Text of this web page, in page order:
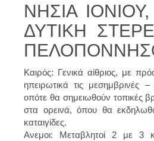
ΝΗΣΙΑ
ΔΥΤΙΚΗ
Καιρός: Γενικά αίθριος, με
ηπειρωτικά τις μεσημβρινές
οπότε θα σημειωθούν τοπικές
στα ορεινά, όπου θα
καταιγίδες.
Ανεμοι: Μεταβλητοί 2 με 3